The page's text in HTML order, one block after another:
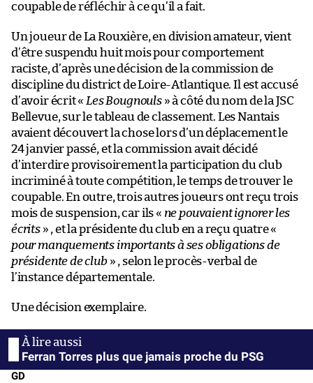
coupable de réfléchir à ce qu’il a fait.
Un joueur de La Rouxière, en division amateur, vient
d’être suspendu huit mois pour comportement
raciste, d’après une décision de la commission de
discipline du district de Loire-Atlantique. Il est accusé
d’avoir écrit « Les Bougnouls» à côté du nom de la JSC
Bellevue, sur le tableau de classement. Les Nantais
avaient découvert la chose lors d’un déplacement le
24 janvier passé, et la commission avait décidé
d’interdire provisoirement la participation du club
incriminé à toute compétition, le temps de trouver le
coupable. En outre, trois autres joueurs ont reçu trois
mois de suspension, car ils « ne pouvaient ignorer les
écrits» , et la présidente du club en a reçu quatre «
pour manquements importants à ses obligations de
présidente de club » , selon le procès-verbal de
l’instance départementale.
Une décision exemplaire.
Ferran Torres plus que jamais proche du PSG
GD